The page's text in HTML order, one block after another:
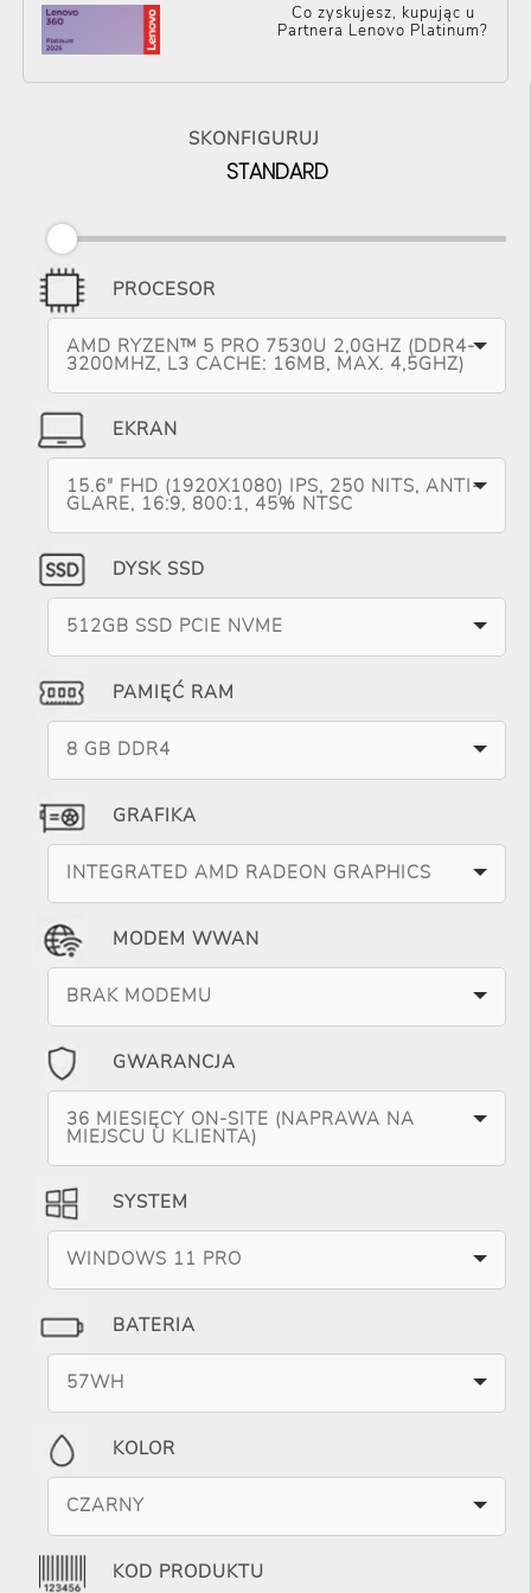
Co zyskujesz, kupując u
Partnera Lenovo Platinum?
SKONFIGURUJ
STANDARD
PROCESOR
AMD RYZEN™ 5 PRO 7530U 2,0GHZ (DDR4-
3200MHZ, L3 CACHE: 16MB, MAX. 4,5GHZ)
EKRAN
15.6" FHD (1920X1080) IPS, 250 NITS, ANTI-
GLARE, 16:9, 800:1, 45% NTSC
DYSK SSD
512GB SSD PCIE NVME
PAMIĘĆ RAM
8 GB DDR4
GRAFIKA
INTEGRATED AMD RADEON GRAPHICS
MODEM WWAN
BRAK MODEMU
GWARANCJA
36 MIESIĘCY ON-SITE (NAPRAWA NA
MIEJSCU U KLIENTA)
SYSTEM
WINDOWS 11 PRO
BATERIA
57WH
KOLOR
CZARNY
KOD PRODUKTU